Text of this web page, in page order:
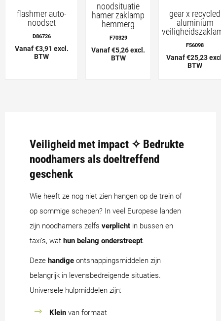
flashmer auto-
noodset
D86726
Vanaf €3,91 excl.
BTW
noodsituatie
hamer zaklamp
hemmerg
F70329
Vanaf €5,26 excl.
BTW
gear x recycled
aluminium
F56098
Vanaf €25,23
BTW
Veiligheid met impact ✧ Bedrukte
noodhamers als doeltreffend
geschenk
Wie heeft ze nog niet zien hangen op de trein of
op sommige schepen? In veel Europese landen
zijn noodhamers zelfs verplicht in bussen en
taxi’s, wat hun belang onderstreept.
Deze handige ontsnappingsmiddelen zijn
belangrijk in levensbedreigende situaties.
Universele hulpmiddelen zijn:
Klein van formaat